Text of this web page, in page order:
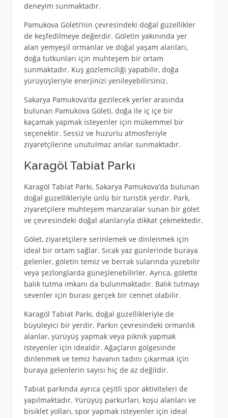
deneyim sunmaktadır.
Pamukova Göleti’nin çevresindeki doğal güzellikler
de keşfedilmeye değerdir. Göletin yakınında yer
alan yemyeşil ormanlar ve doğal yaşam alanları,
doğa tutkunları için muhteşem bir ortam
sunmaktadır. Kuş gözlemciliği yapabilir, doğa
yürüyüşleriyle enerjinizi yenileyebilirsiniz.
Sakarya Pamukova’da gezilecek yerler arasında
bulunan Pamukova Göleti, doğa ile iç içe bir
kaçamak yapmak isteyenler için mükemmel bir
seçenektir. Sessiz ve huzurlu atmosferiyle
ziyaretçilerine unutulmaz anılar sunmaktadır.
Karagöl Tabiat Parkı
Karagöl Tabiat Parkı, Sakarya Pamukova’da bulunan
doğal güzellikleriyle ünlü bir turistik yerdir. Park,
ziyaretçilere muhteşem manzaralar sunan bir gölet
ve çevresindeki doğal alanlarıyla dikkat çekmektedir.
Gölet, ziyaretçilere serinlemek ve dinlenmek için
ideal bir ortam sağlar. Sıcak yaz günlerinde buraya
gelenler, göletin temiz ve berrak sularında yüzebilir
veya şezlonglarda güneşlenebilirler. Ayrıca, gölette
balık tutma imkanı da bulunmaktadır. Balık tutmayı
sevenler için burası gerçek bir cennet olabilir.
Karagöl Tabiat Parkı, doğal güzellikleriyle de
büyüleyici bir yerdir. Parkın çevresindeki ormanlık
alanlar, yürüyüş yapmak veya piknik yapmak
isteyenler için idealdir. Ağaçların gölgesinde
dinlenmek ve temiz havanın tadını çıkarmak için
buraya gelenlerin sayısı hiç de az değildir.
Tabiat parkında ayrıca çeşitli spor aktiviteleri de
yapılmaktadır. Yürüyüş parkurları, koşu alanları ve
bisiklet yolları, spor yapmak isteyenler için ideal